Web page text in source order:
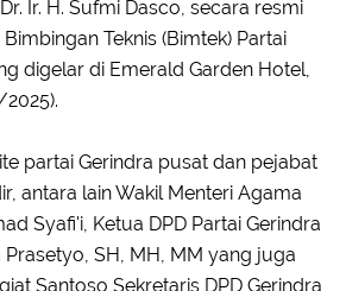
Ir. H. Sufmi Dasco, secara resmi
Teknis (Bimtek) Partai
digelar di Emerald Garden Hotel,
partai Gerindra pusat dan pejabat
antara lain Wakil Menteri Agama
Syafi'i, Ketua DPD Partai Gerindra
SH, MH, MM yang juga
Santoso Sekretaris DPD Gerindra